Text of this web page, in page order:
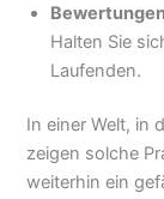
Halten Sie
Laufenden.
In einer Welt, in
zeigen solche
weiterhin ein